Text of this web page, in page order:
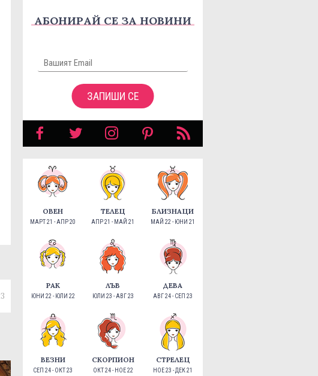
АБОНИРАЙ СЕ ЗА НОВИНИ
ЗАПИШИ СЕ
ОВЕН
МАРТ 21 - АПР 20
ТЕЛЕЦ
АПР 21 - МАЙ 21
БЛИЗНАЦИ
МАЙ 22 - ЮНИ 21
РАК
ЮНИ 22 - ЮЛИ 22
ЛЪВ
ЮЛИ 23 - АВГ 23
ДЕВА
АВГ 24 - СЕП 23
ВЕЗНИ
СЕП 24 - ОКТ 23
СКОРПИОН
ОКТ 24 - НОЕ 22
СТРЕЛЕЦ
НОЕ 23 - ДЕК 21